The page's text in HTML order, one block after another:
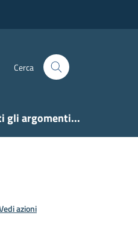
Cerca
gli argomenti...
azioni